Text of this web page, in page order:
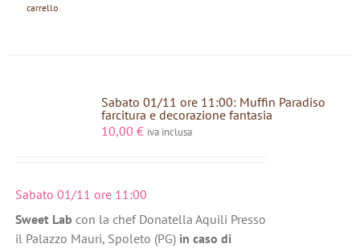
carrello
Sabato 01/11 ore 11:00: Muffin Paradiso
farcitura e decorazione fantasia
10,00 € iva inclusa
Sabato 01/11 ore 11:00
Sweet Lab con la chef Donatella Aquili Presso
il Palazzo Mauri, Spoleto (PG) in caso di